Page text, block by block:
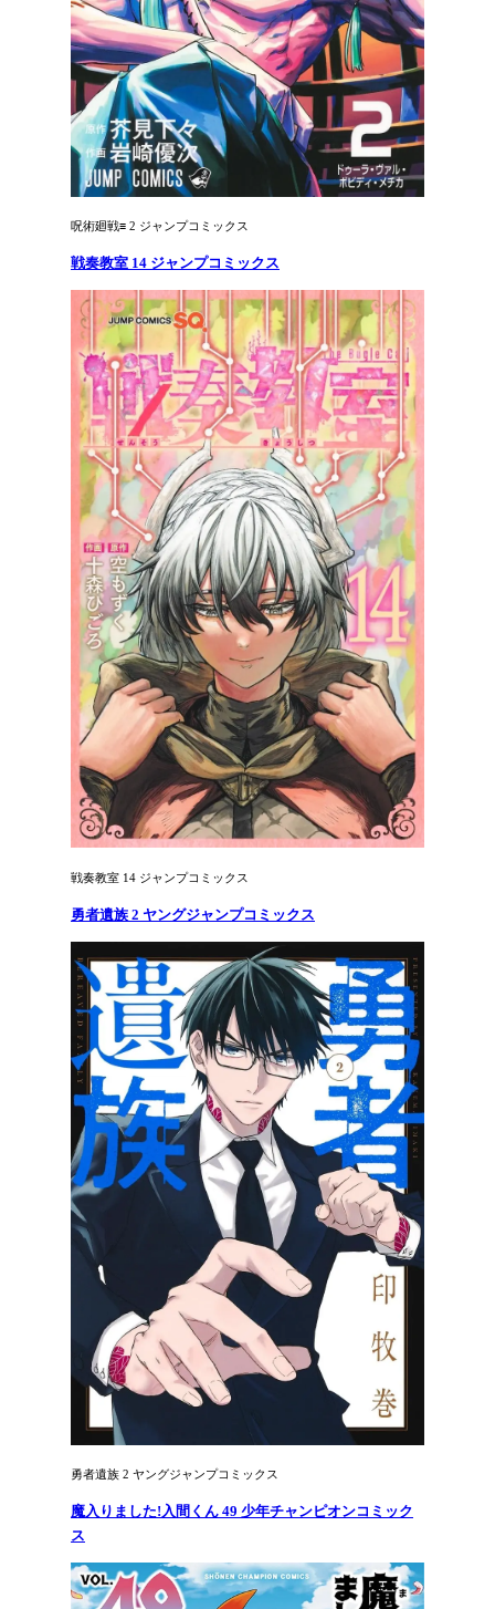
呪術廻戦≡ 2 ジャンプコミックス
戦奏教室 14 ジャンプコミックス
戦奏教室 14 ジャンプコミックス
勇者遺族 2 ヤングジャンプコミックス
勇者遺族 2 ヤングジャンプコミックス
魔入りました!入間くん 49 少年チャンピオンコミック
ス